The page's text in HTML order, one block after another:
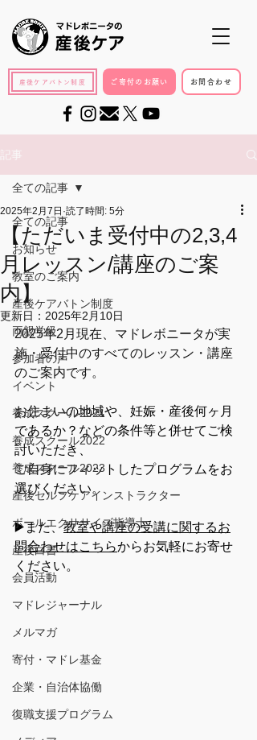
産後ケアバトン制度 ご寄付のお願い お問合わせ
記事
全ての記事
お知らせ
教室のご案内
産後ケアバトン制度
両親学級
参加者の声
イベント
養成スクール2021
養成スクール2022
養成スクール2023
産後セルフケアインストラクター
ボールエクササイズ指導士
産後白書
会員活動
マドレジャーナル
メルマガ
寄付・マドレ基金
企業・自治体協働
復職支援プログラム
全ての記事
【ただいま受付中の2,3,4
月レッスン/講座のご案
内】
2025年2月7日 読了時間: 5分
更新日： 2025年2月10日
2025年2月現在、マドレボニータが実
施・受付中のすべてのレッスン・講座
のご案内です。
お住まいの地域や、妊娠・産後何ヶ月
であるか？などの条件等と併せてご検
討いただき、
ご自身にフィットしたプログラムをお
選びください。
▶️また、教室や講座の受講に関するお
問合わせはこちらからお気軽にお寄せ
ください。